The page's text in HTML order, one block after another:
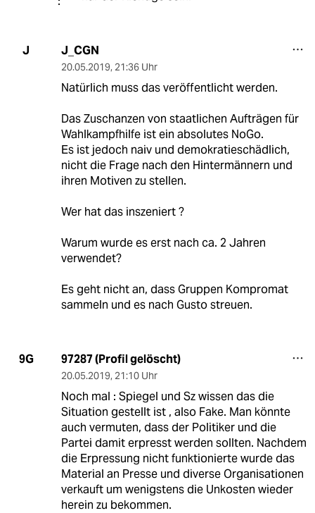
J J_CGN
20.05.2019, 21:36 Uhr
Natürlich muss das veröffentlicht werden.
Das Zuschanzen von staatlichen Aufträgen für
Wahlkampfhilfe ist ein absolutes NoGo.
Es ist jedoch naiv und demokratieschädlich,
nicht die Frage nach den Hintermännern und
ihren Motiven zu stellen.
Wer hat das inszeniert ?
Warum wurde es erst nach ca. 2 Jahren
verwendet?
Es geht nicht an, dass Gruppen Kompromat
sammeln und es nach Gusto streuen.
9G 97287 (Profil gelöscht)
20.05.2019, 21:10 Uhr
Noch mal : Spiegel und Sz wissen das die
Situation gestellt ist , also Fake. Man könnte
auch vermuten, dass der Politiker und die
Partei damit erpresst werden sollten. Nachdem
die Erpressung nicht funktionierte wurde das
Material an Presse und diverse Organisationen
verkauft um wenigstens die Unkosten wieder
herein zu bekommen.